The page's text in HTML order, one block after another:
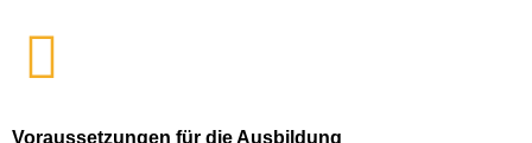
Voraussetzungen für die Ausbildung